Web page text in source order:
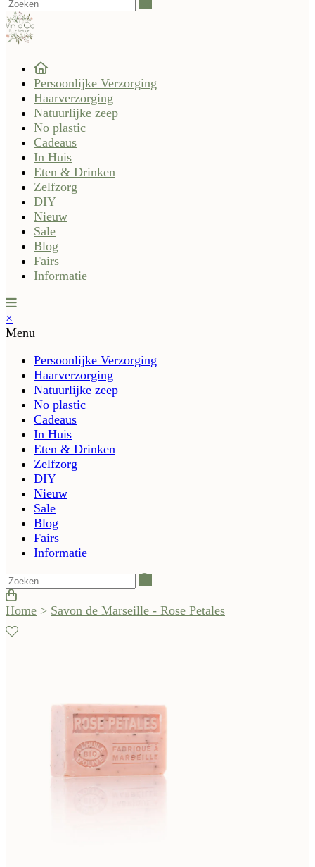
Persoonlijke Verzorging
Haarverzorging
Natuurlijke zeep
No plastic
Cadeaus
In Huis
Eten & Drinken
Zelfzorg
DIY
Nieuw
Sale
Blog
Fairs
Informatie
×
Menu
Persoonlijke Verzorging
Haarverzorging
Natuurlijke zeep
No plastic
Cadeaus
In Huis
Eten & Drinken
Zelfzorg
DIY
Nieuw
Sale
Blog
Fairs
Informatie
Home > Savon de Marseille - Rose Petales